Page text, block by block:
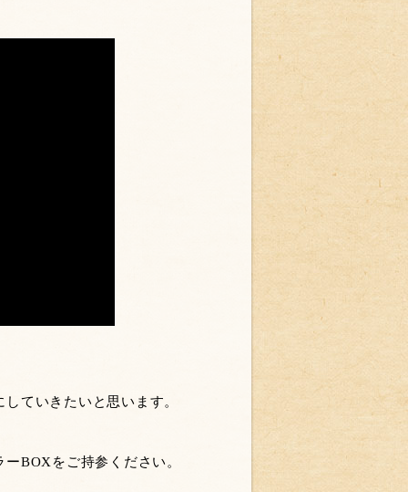
ていきたいと思います。
BOXをご持参ください。